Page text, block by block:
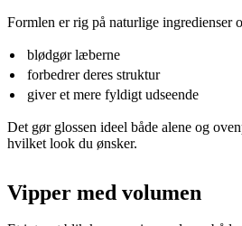
Formlen er rig på naturlige ingredienser
blødgør læberne
forbedrer deres struktur
giver et mere fyldigt udseende
Det gør glossen ideel både alene og
hvilket look du ønsker.
Vipper med volumen